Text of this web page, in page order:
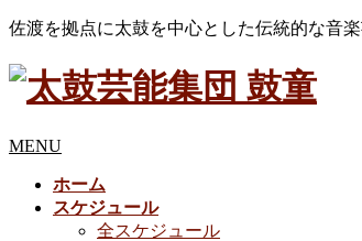
佐渡を拠点に太鼓を中心とした伝統的な音
MENU
ホーム
スケジュール
全スケジュール